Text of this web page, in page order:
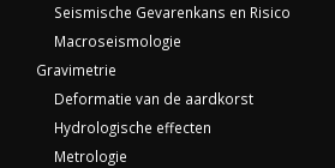
Seismische Gevarenkans en Risico
Macroseismologie
Gravimetrie
Deformatie van de aardkorst
Hydrologische effecten
Metrologie